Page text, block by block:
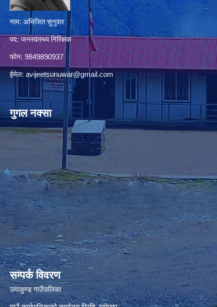
नाम: अभिजित सुनुवार
पद: जनस्वास्थ्य निरिक्षक
फोन: 9849890937
ईमेल: avijeetsunuwar@gmail.com
गुगल नक्सा
premium bootstrap themes
सम्पर्क विवरण
उमाकुण्ड गाउँपालिका